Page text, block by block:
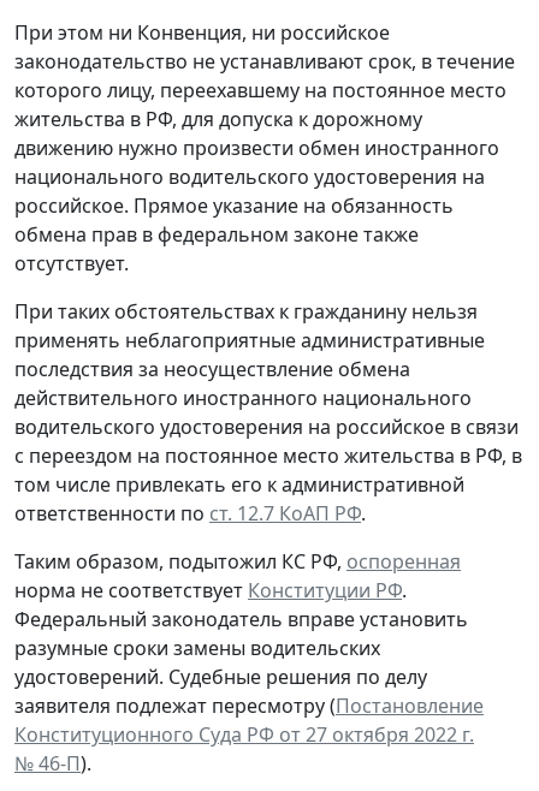
При этом ни Конвенция, ни российское
законодательство не устанавливают срок, в течение
которого лицу, переехавшему на постоянное место
жительства в РФ, для допуска к дорожному
движению нужно произвести обмен иностранного
национального водительского удостоверения на
российское. Прямое указание на обязанность
обмена прав в федеральном законе также
отсутствует.
При таких обстоятельствах к гражданину нельзя
применять неблагоприятные административные
последствия за неосуществление обмена
действительного иностранного национального
водительского удостоверения на российское в связи
с переездом на постоянное место жительства в РФ, в
том числе привлекать его к административной
ответственности по ст. 12.7 КоАП РФ.
Таким образом, подытожил КС РФ, оспоренная
норма не соответствует Конституции РФ.
Федеральный законодатель вправе установить
разумные сроки замены водительских
удостоверений. Судебные решения по делу
заявителя подлежат пересмотру (Постановление
Конституционного Суда РФ от 27 октября 2022 г.
№ 46-П).